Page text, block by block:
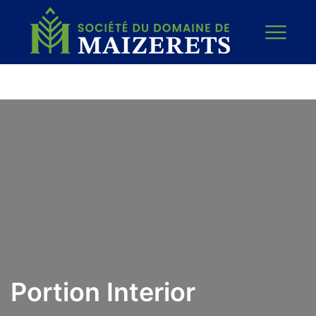
Portion Interior